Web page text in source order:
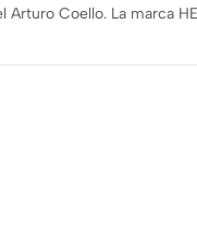
Arturo Coello. La marca